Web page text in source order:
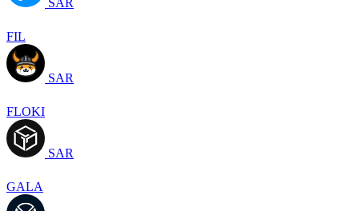
FIL
SAR
FLOKI
SAR
GALA